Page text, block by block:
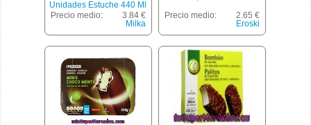
Unidades Estuche 440 Ml
Precio medio:
3.84 €
Milka
Precio medio:
2.65 €
Eroski